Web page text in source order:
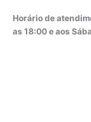
Horário de
as 18:00 e aos